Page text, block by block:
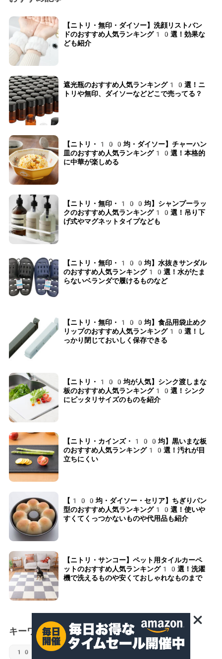
【ニトリ・無印・ダイソー】洗顔リストバン
ドのおすすめ人気ランキング10選！効果な
ども紹介
遮光瓶のおすすめ人気ランキング10選！ニ
トリや無印、ダイソーなどどこで売ってる？
【ニトリ・100均・ダイソー】チャーハン
皿のおすすめ人気ランキング10選！本格的
に中華が楽しめる
【ニトリ・無印・100均】シャンプーラッ
クのおすすめ人気ランキング10選！吊り下
げ式やマグネットタイプなども
【ニトリ・無印・100均】水抜きサンダル
のおすすめ人気ランキング10選！水がたま
らないベランダで履けるものなど
【ニトリ・無印・100均】食品用袋止めク
リップのおすすめ人気ランキング10選！し
っかり閉じておいしく保存できる
【ニトリ・100均が人気】シンク渡しまな
板のおすすめ人気ランキング10選！シンク
にピッタリサイズのものを紹介
【ニトリ・カインズ・100均】黒いまな板
のおすすめ人気ランキング10選！汚れが目
立ちにくい
【100均・ダイソー・セリア】ちぎりパン
型のおすすめ人気ランキング10選！使いや
すくてくっつかないものや代用品も紹介
【ニトリ・サンコー】ペット用タイルカーペ
ットのおすすめ人気ランキング10選！洗濯
機で洗えるものや安くておしゃれなものまで
キーワード
100均